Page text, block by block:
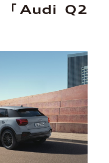
「Audi Q2